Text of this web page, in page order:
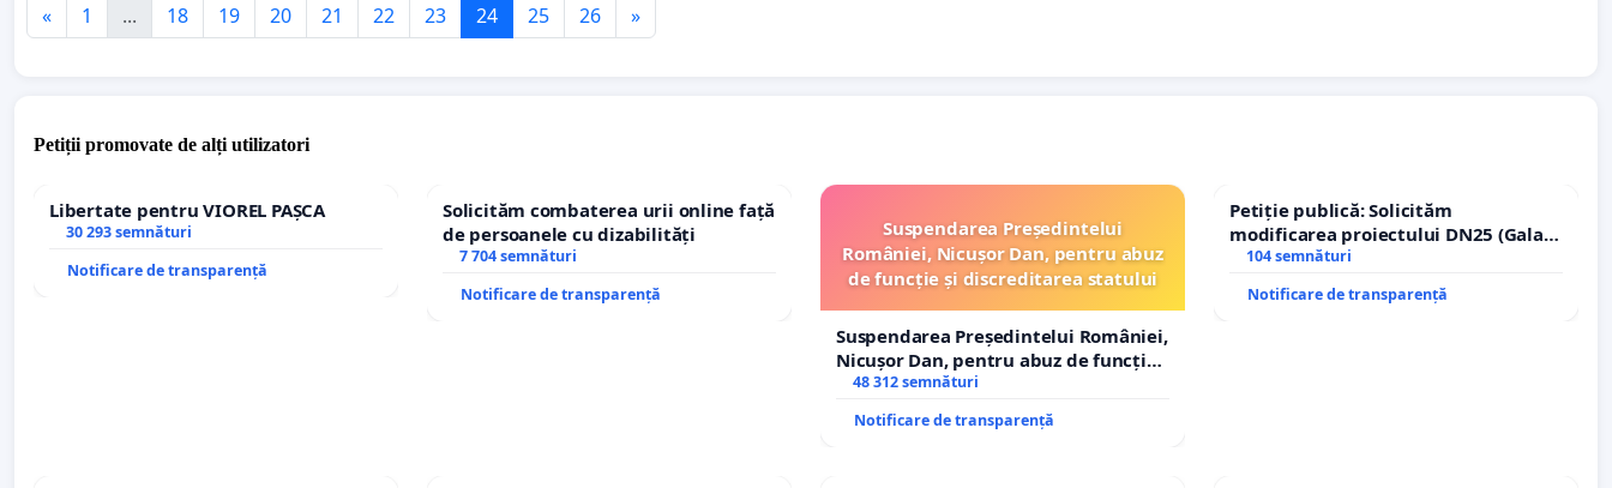
« 1 ... 18 19 20 21 22 23 24 25 26 »
Petiții promovate de alți utilizatori
Libertate pentru VIOREL PAȘCA
30 293 semnături
Notificare de transparență
Solicităm combaterea urii online față
de persoanele cu dizabilități
7 704 semnături
Notificare de transparență
Suspendarea Președintelui
României, Nicușor Dan, pentru abuz
de funcție și discreditarea statului
Suspendarea Președintelui României,
Nicușor Dan, pentru abuz de funcție
și discreditarea statului
48 312 semnături
Notificare de transparență
Petiție publică: Solicităm
modificarea proiectului DN25 (Galați
– Hanu Conachi) prin devierea
traseului în afara localităților!
104 semnături
Notificare de transparență